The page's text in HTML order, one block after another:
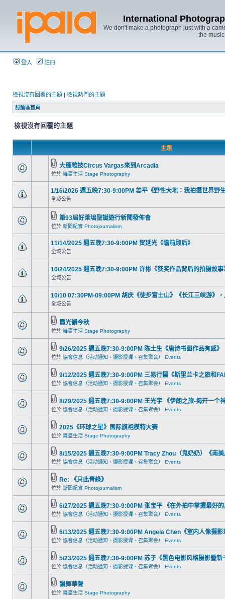
International
We don't make a photograph just with a
the
登入 註冊
檢視沒有回覆的主題 | 檢視熱門的主題
討論區首頁
檢視沒有回覆的主題
主題
大蓬雜技Circus Vargas來到Arcadia
位於 舞臺生活 Stage Photography
1/16/2026 週五晚7:30-9:00PM 姜平《野性大地：我拍摄世界野
全域公告
第93屆好萊塢聖誕遊行新聞發佈會
位於 新聞紀實 Photojournalism
11/14/2025 週五晚7:30-9:00PM 贺延光《瞻前顾后》
全域公告
10/24/2025 週五晚7:30-9:00PM 许彬《获奖作品背后的拍摄故事
全域公告
10/10 07:30PM-09:00PM 胡庆《徒步富士山》《长江三峡游》
全域公告
霞光韻今秋
位於 舞臺生活 Stage Photography
9/26/2025 週五晚7:30-9:00PM 陈土生《唐诗书图作品有感》
位於 協會信息（活动通知、摄影授课、召集聚会） Events
9/12/2025 週五晚7:30-9:00PM 三易行摄《斯里兰卡之旅和
位於 協會信息（活动通知、摄影授课、召集聚会） Events
8/29/2025 週五晚7:30-9:00PM 王光宇 《伊朗之旅-揭开一个
位於 協會信息（活动通知、摄影授课、召集聚会） Events
2025《环球之星》国际旗袍模特大赛
位於 舞臺生活 Stage Photography
8/15/2025 週五晚7:30-9:00PM Tracy Zhou（鬼奶奶）《南
位於 協會信息（活动通知、摄影授课、召集聚会） Events
Re: 《只此青綠》
位於 新聞紀實 Photojournalism
6/27/2025 週五晚7:30-9:00PM 张宝平 《在外拍中掌握最好
位於 協會信息（活动通知、摄影授课、召集聚会） Events
6/13/2025 週五晚7:30-9:00PM Angela Chen《室内人像摄影
位於 協會信息（活动通知、摄影授课、召集聚会） Events
5/23/2025 週五晚7:30-9:00PM 苏子《黑色电影风格摄影暨新
位於 協會信息（活动通知、摄影授课、召集聚会） Events
韻舞華聲
位於 舞臺生活 Stage Photography